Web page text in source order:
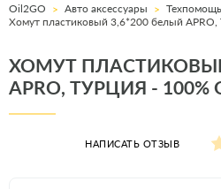
Oil2GO Авто аксессуары
Техпомощь
Хомут пластиковый 3,6*200 белый APRO,
ХОМУТ
APRO, ТУРЦИЯ -
НАПИСАТЬ ОТЗЫВ